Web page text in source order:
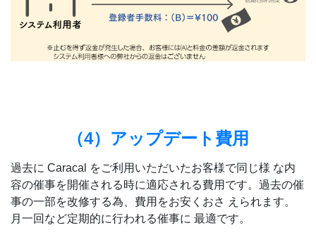
（4）アップデート費用
過去に Caracal をご利用いただいたお客様で同じ様 な内
容の催事を開催される時に適応される費用です。過去の催
事の一部を改修する為、費用をお安くおさ えられます。
月一回など定期的に行われる催事に 最適です。